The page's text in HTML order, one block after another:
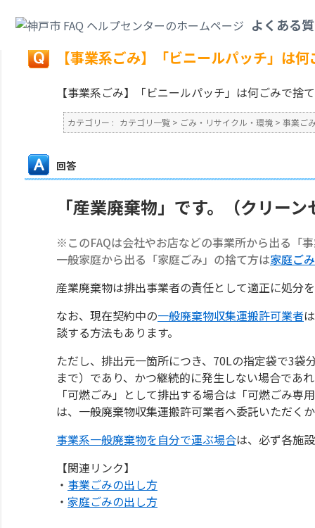
よくある
戻る
【事業系ごみ】「ビニールパッチ」は
【事業系ごみ】「ビニールパッチ」は何ごみで捨
カテゴリー : カテゴリ一覧 > ごみ・リサイクル・環境 > 事業ご
回答
「産業廃棄物」です。（クリー
※このFAQは会社やお店などの事業所から出る「
一般家庭から出る「家庭ごみ」の捨て方は家庭ご
産業廃棄物は排出事業者の責任として適正に処分
なお、現在契約中の一般廃棄物収集運搬許可業者
談する方法もあります。
ただし、排出元一箇所につき、70Lの指定袋で3
まで）であり、かつ継続的に発生しない場合であ
「可燃ごみ」として排出する場合は「可燃ごみ
は、一般廃棄物収集運搬許可業者へ委託いただく
事業系一般廃棄物を自分で運ぶ場合は、必ず各施
【関連リンク】
・ 事業ごみの出し方
・ 家庭ごみの出し方